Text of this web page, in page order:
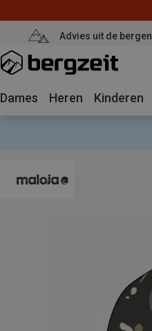
Advies uit de bergen
Dames Heren Kinderen